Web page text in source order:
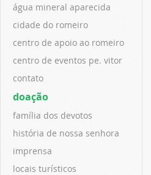
água mineral aparecida
cidade do romeiro
centro de apoio ao romeiro
centro de eventos pe. vitor
contato
doação
família dos devotos
história de nossa senhora
imprensa
locais turísticos